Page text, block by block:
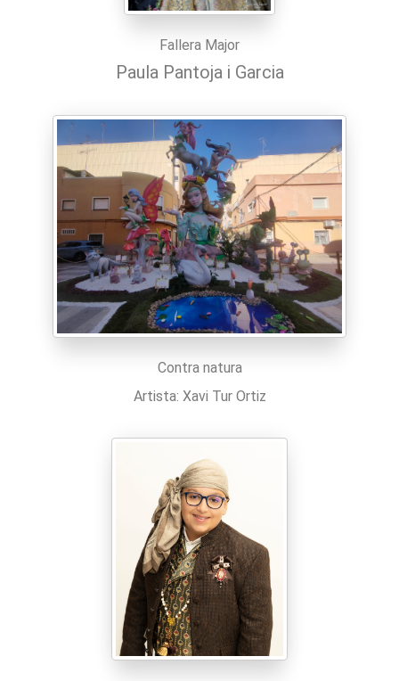
Fallera Major
Paula Pantoja i Garcia
Contra natura
Artista: Xavi Tur Ortiz